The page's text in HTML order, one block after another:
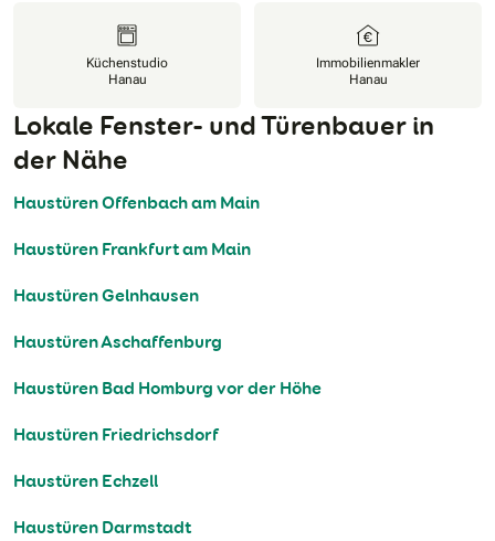
Küchenstudio
Hanau
Immobilienmakler
Hanau
Lokale Fenster- und Türenbauer in
der Nähe
Haustüren Offenbach am Main
Haustüren Frankfurt am Main
Haustüren Gelnhausen
Haustüren Aschaffenburg
Haustüren Bad Homburg vor der Höhe
Haustüren Friedrichsdorf
Haustüren Echzell
Haustüren Darmstadt